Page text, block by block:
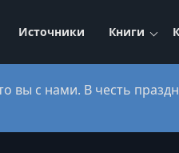
Источники Книги
вы с нами. В честь